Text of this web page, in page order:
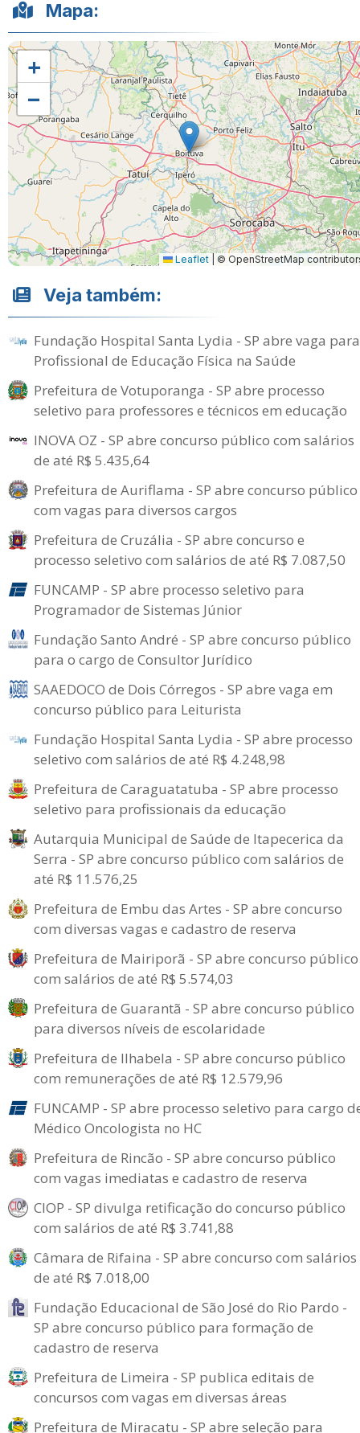
Mapa:
+
−
Leaflet © OpenStreetMap
Veja também:
Fundação Hospital Santa Lydia - SP abre vaga para
Profissional de Educação Física na Saúde
Prefeitura de Votuporanga - SP abre processo
seletivo para professores e técnicos em educação
INOVA OZ - SP abre concurso público com salários
de até R$ 5.435,64
Prefeitura de Auriflama - SP abre concurso público
com vagas para diversos cargos
Prefeitura de Cruzália - SP abre concurso e
processo seletivo com salários de até R$ 7.087,50
FUNCAMP - SP abre processo seletivo para
Programador de Sistemas Júnior
Fundação Santo André - SP abre concurso público
para o cargo de Consultor Jurídico
SAAEDOCO de Dois Córregos - SP abre vaga em
concurso público para Leiturista
Fundação Hospital Santa Lydia - SP abre processo
seletivo com salários de até R$ 4.248,98
Prefeitura de Caraguatatuba - SP abre processo
seletivo para profissionais da educação
Autarquia Municipal de Saúde de Itapecerica da
Serra - SP abre concurso público com salários de
até R$ 11.576,25
Prefeitura de Embu das Artes - SP abre concurso
com diversas vagas e cadastro de reserva
Prefeitura de Mairiporã - SP abre concurso público
com salários de até R$ 5.574,03
Prefeitura de Guarantã - SP abre concurso público
para diversos níveis de escolaridade
Prefeitura de Ilhabela - SP abre concurso público
com remunerações de até R$ 12.579,96
FUNCAMP - SP abre processo seletivo para cargo
Médico Oncologista no HC
Prefeitura de Rincão - SP abre concurso público
com vagas imediatas e cadastro de reserva
CIOP - SP divulga retificação do concurso público
com salários de até R$ 3.741,88
Câmara de Rifaina - SP abre concurso com salários
de até R$ 7.018,00
Fundação Educacional de São José do Rio Pardo -
SP abre concurso público para formação de
cadastro de reserva
Prefeitura de Limeira - SP publica editais de
concursos com vagas em diversas áreas
Prefeitura de Miracatu - SP abre seleção para